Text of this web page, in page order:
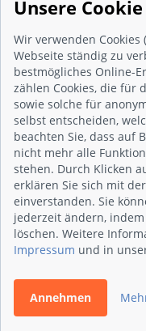
Presse und
Blog
Häufig gestellte Fragen
Studie:
Initiative gegen Fake-
Kunden Informationen
Beratungsgespräch
Impressum
Datenschutz
AGB
Nutzungsbedingungen
Kontakt
Unsere
Wir verwenden
Webseite ständig zu
bestmögliches Online-
zählen Cookies, die für
sowie solche für
selbst entscheiden,
beachten Sie, dass auf
nicht mehr alle
stehen. Durch Klicken
erklären Sie sich mit
einverstanden. Sie
jederzeit ändern,
löschen. Weitere
Impressum und in
Annehmen